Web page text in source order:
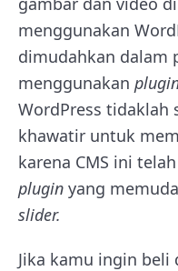
menggunakan
dimudahkan dalam
menggunakan
WordPress tidaklah
khawatir untuk
karena CMS ini
plugin yang
slider.
Jika kamu ingin beli